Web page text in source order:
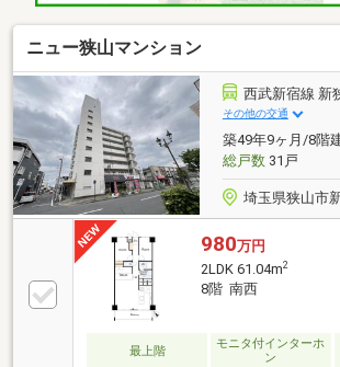
ニュー狭山マンション
西武新宿線 新
その他の交通
築49年9ヶ月/8階
総戸数31戸
埼玉県狭山市
980万円
2LDK 61.04m2
8階 南西
最上階
モニタ付インターホ
ン